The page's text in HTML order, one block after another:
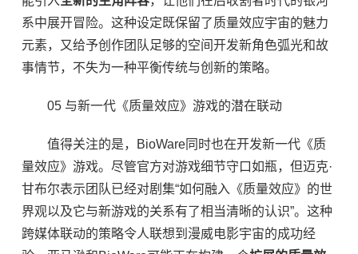
系中展开冒险。这种设定既保留了质量效应宇宙的魅力
元素，又给予创作团队足够的空间开发新角色弧光和故
事情节，不失为一种平衡传统与创新的策略。
05 与新一代《质量效应》游戏的潜在联动
值得关注的是，BioWare同时也在开发新一代《质
量效应》游戏。尽管官方对游戏细节守口如瓶，但迈克·
甘布尔表示团队已经对剧集“如何融入《质量效应》的世
界观以及它与新游戏的关系有了相当清晰的认识”。这种
跨媒体联动的策略令人联想到漫威电影宇宙的成功经